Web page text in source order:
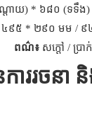
ោយ) * ៦៨០ (ទទឹង)
៩៥ * ២៩០ មម /
ពណ៌៖ សក្តៅ / ប្រាក់
ាររចនា